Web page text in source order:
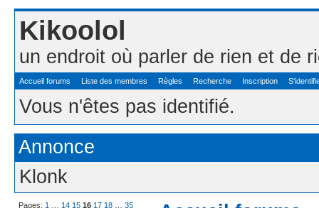
Kikoolol
un endroit où parler de rien et de
Accueil forums Liste des membres Règles Recherche Inscription
Vous n'êtes pas identifié.
Annonce
Klonk
Pages: 1 14 15 16 17 18 35